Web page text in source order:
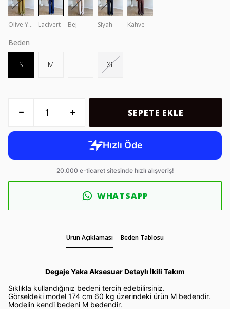
Olive Yeşil Lacivert Bej Siyah Kahve
Beden
S M L XL
SEPETE EKLE
WHATSAPP
Ürün Açıklaması Beden Tablosu
Degaje Yaka Aksesuar Detaylı İkili Takım
Sıklıkla kullandığınız bedeni tercih edebilirsiniz.
Görseldeki model 174 cm 60 kg üzerindeki ürün M bedendir.
Modelin kendi bedeni M bedendir.